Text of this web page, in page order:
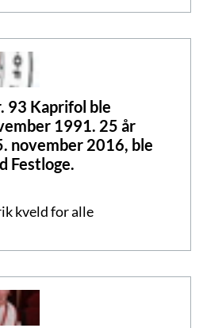
93 Kaprifol ble
1991. 25 år
november 2016, ble
Festloge.
kveld for alle